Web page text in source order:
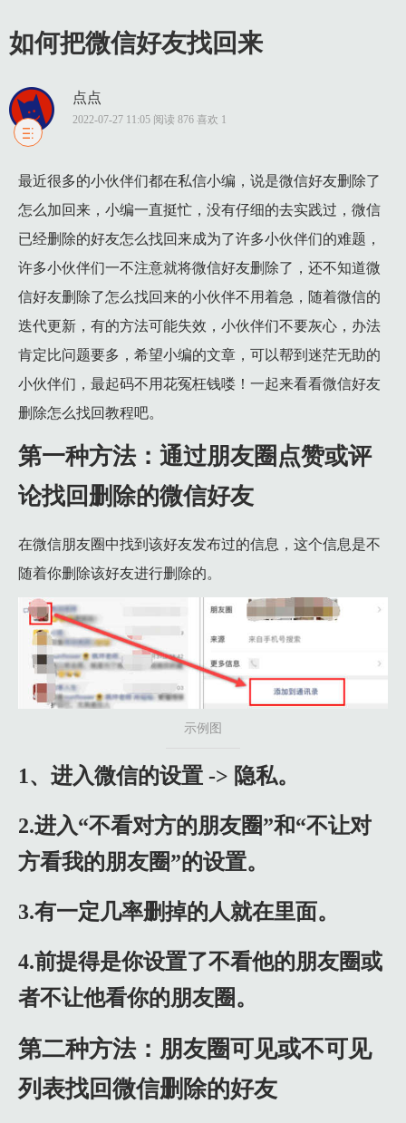
如何把微信好友找回来
点点
2022-07-27 11:05 阅读 876 喜欢 1
最近很多的小伙伴们都在私信小编，说是微信好友删除了
怎么加回来，小编一直挺忙，没有仔细的去实践过，微信
已经删除的好友怎么找回来成为了许多小伙伴们的难题，
许多小伙伴们一不注意就将微信好友删除了，还不知道微
信好友删除了怎么找回来的小伙伴不用着急，随着微信的
迭代更新，有的方法可能失效，小伙伴们不要灰心，办法
肯定比问题要多，希望小编的文章，可以帮到迷茫无助的
小伙伴们，最起码不用花冤枉钱喽！一起来看看微信好友
删除怎么找回教程吧。
第一种方法：通过朋友圈点赞或评
论找回删除的微信好友
在微信朋友圈中找到该好友发布过的信息，这个信息是不
随着你删除该好友进行删除的。
示例图
1、进入微信的设置 -> 隐私。
2.进入“不看对方的朋友圈”和“不让对
方看我的朋友圈”的设置。
3.有一定几率删掉的人就在里面。
4.前提得是你设置了不看他的朋友圈或
者不让他看你的朋友圈。
第二种方法：朋友圈可见或不可见
列表找回微信删除的好友
1 第一种方法：通过朋友圈点赞或评论找回删除的微信好友
1.1 1、进入微信的设置 -> 隐私。
1.2 2.进入“不看对方的朋友圈”和“不让对方看我的朋友圈”的设置
1.3 3.有一定几率删掉的人就在里面。
1.4 4.前提得是你设置了不看他的朋友圈或者不让他看你的朋友
2 第二种方法：朋友圈可见或不可见列表找回微信删除的好友
2.1 1.查看是否有这个好友的贴标签分组。
2.2 2.如果你曾经还发过一条朋友圈是这个小组可见的。
3 第三种方法：微信通讯录添加
3.1 1）能记住对方的微信号，你可以进入微信--通讯录--打开
3.3 1、打开手机备份软件，备份微信到内部储存，记住只用备
3.4 2、在文件管理，内部储存中找到com.tencent.mm.db文件夹
3.5 3、把com.tencent.com.db文件夹通过QQ或者百度网盘传输
3.6 4、把com.tencent.com.db文件夹解压缩。
3.7 5、找到解压缩出来的文件MicroMsg文件，被删除微信联系
4 第四种方法：邮箱找回法。
6.2 2)下载手机版sqlite。打开sqlite，按路径进入data/data/
6.3 3)使用手机助手，如360，如果实在想不到，就查找一个自
8 第七种方法：微信自带的修复功能
8.1 1、微信主界面，点击“+”按钮，进入“添加朋友”功能。
8.2 2、点击进入“搜索微信号/手机号”搜索框。
8.4 4、选择恢复“联系人”功能。
8.5 5、点击确定恢复联系人。